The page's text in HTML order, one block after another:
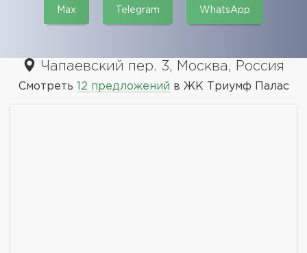
Max Telegram WhatsApp
Чапаевский пер. 3, Москва, Россия
Смотреть 12 предложений в ЖК Триумф Палас